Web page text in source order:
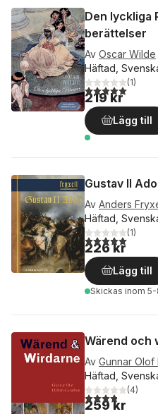
Den lyckliga
berättelser
Av Oscar Wilde
Häftad,
5,0utav 5(1)
219 kr
Lägg till
Gustav II
Av Anders
Häftad,
5,0utav 5(1)
226 kr
Lägg till
Skickas inom
Wärend och
Av Gunnar Olof
Häftad,
3,8utav 5(4)
259 kr